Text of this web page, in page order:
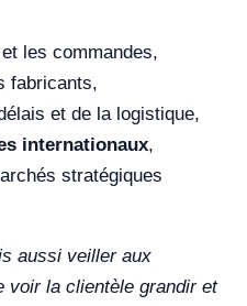
les commandes,
fabricants,
et de la logistique,
internationaux,
stratégiques
aussi veiller aux
voir la clientèle grandir et